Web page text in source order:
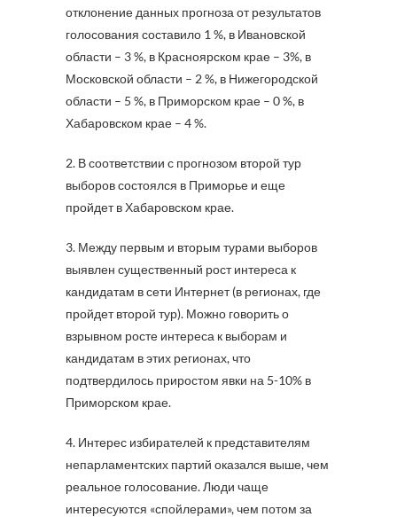
отклонение данных прогноза от результатов
голосования составило 1 %, в Ивановской
области – 3 %, в Красноярском крае – 3%, в
Московской области – 2 %, в Нижегородской
области – 5 %, в Приморском крае – 0 %, в
Хабаровском крае – 4 %.
2. В соответствии с прогнозом второй тур
выборов состоялся в Приморье и еще
пройдет в Хабаровском крае.
3. Между первым и вторым турами выборов
выявлен существенный рост интереса к
кандидатам в сети Интернет (в регионах, где
пройдет второй тур). Можно говорить о
взрывном росте интереса к выборам и
кандидатам в этих регионах, что
подтвердилось приростом явки на 5-10% в
Приморском крае.
4. Интерес избирателей к представителям
непарламентских партий оказался выше, чем
реальное голосование. Люди чаще
интересуются «спойлерами», чем потом за